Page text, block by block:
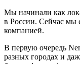
Мы начинали как
в России. Сейчас мы
компанией.
В первую очередь
разных городах и